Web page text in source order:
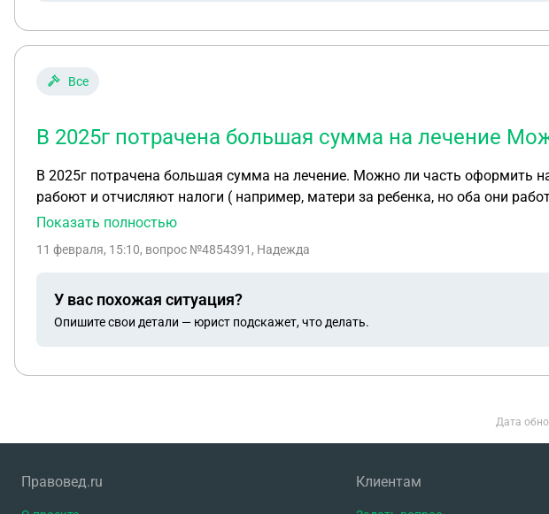
Все
В 2025г потрачена большая сумма на лечение
В 2025г потрачена большая сумма на лечение. Можно ли часть оформить
рабоют и отчисляют налоги ( например, матери за ребенка, но оба они
Показать полностью
11 февраля, 15:10, вопрос №4854391, Надежда
У вас похожая ситуация?
Опишите свои детали — юрист подскажет, что делать.
Дата
Правовед.ru Клиентам